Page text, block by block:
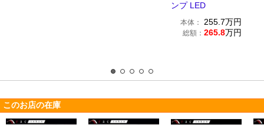
ンプ LED
本体： 255.7万円
総額： 265.8万円
このお店の在庫